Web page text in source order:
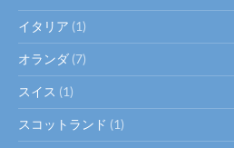
イタリア (1)
オランダ (7)
スイス (1)
スコットランド (1)